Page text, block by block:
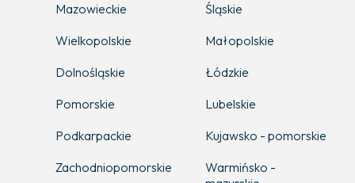
Mazowieckie
Śląskie
Wielkopolskie
Małopolskie
Dolnośląskie
Łódzkie
Pomorskie
Lubelskie
Podkarpackie
Kujawsko - pomorskie
Zachodniopomorskie
Warmińsko -